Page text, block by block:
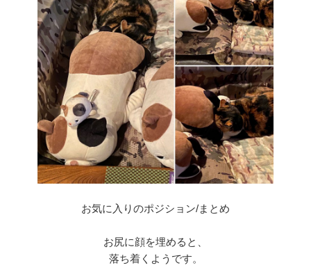
お気に入りのポジション/まとめ
お尻に顔を埋めると、
落ち着くようです。